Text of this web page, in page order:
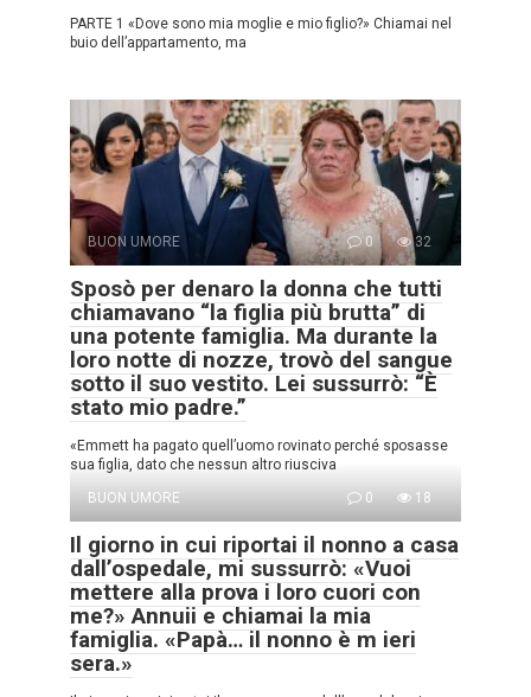
PARTE 1 «Dove sono mia moglie e mio figlio?» Chiamai nel
buio dell’appartamento, ma
BUON UMORE 0 32
Sposò per denaro la donna che tutti
chiamavano “la figlia più brutta” di
una potente famiglia. Ma durante la
loro notte di nozze, trovò del sangue
sotto il suo vestito. Lei sussurrò: “È
stato mio padre.”
«Emmett ha pagato quell’uomo rovinato perché sposasse
sua figlia, dato che nessun altro riusciva
BUON UMORE
0 18
Il giorno in cui riportai il nonno a casa
dall’ospedale, mi sussurrò: «Vuoi
mettere alla prova i loro cuori con
me?» Annuii e chiamai la mia
famiglia. «Papà… il nonno è m ieri
sera.»